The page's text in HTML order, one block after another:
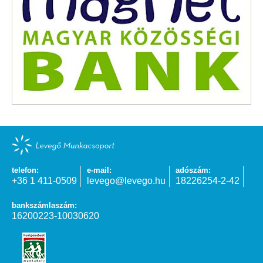
telefon:
+36 1 411-0509
e-mail:
levego@levego.hu
adószám:
18226254-2-42
bankszámlaszám:
16200223-10030620